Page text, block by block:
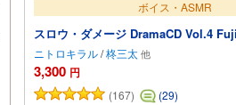
ボイス・ASMR
スロウ・ダメージ DramaCD Vol.4
ニトロキラル/柊三太
3,300 円
(167)
(29)